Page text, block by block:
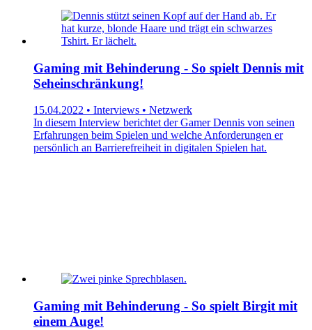
Gaming mit Behinderung - So spielt Dennis mit
Seheinschränkung!
15.04.2022 • Interviews • Netzwerk
In diesem Interview berichtet der Gamer Dennis von seinen
Erfahrungen beim Spielen und welche Anforderungen er
persönlich an Barrierefreiheit in digitalen Spielen hat.
Gaming mit Behinderung - So spielt Birgit mit
einem Auge!